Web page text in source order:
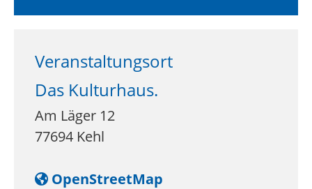
Veranstaltungsort
Das Kulturhaus.
Am Läger 12
77694 Kehl
OpenStreetMap